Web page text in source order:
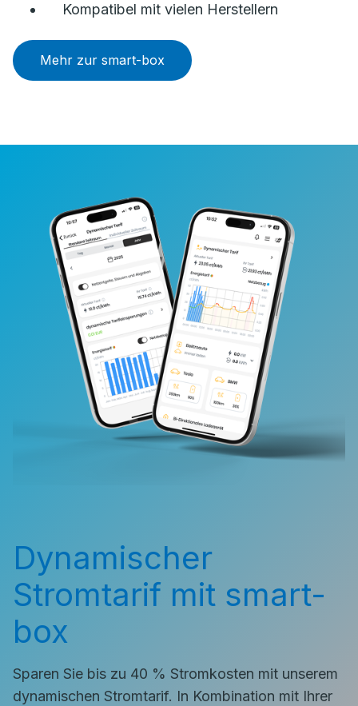
Kompatibel mit vielen Herstellern
Mehr zur smart-box
Dynamischer
Stromtarif mit smart-
box
Sparen Sie bis zu 40 % Stromkosten mit unserem
dynamischen Stromtarif. In Kombination mit Ihrer